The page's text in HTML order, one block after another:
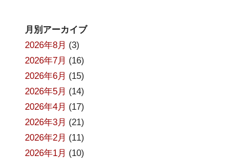
月別アーカイブ
2026年8月 (3)
2026年7月 (16)
2026年6月 (15)
2026年5月 (14)
2026年4月 (17)
2026年3月 (21)
2026年2月 (11)
2026年1月 (10)